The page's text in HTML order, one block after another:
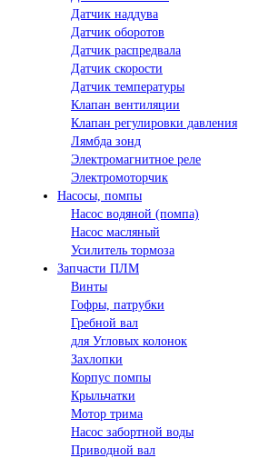
Датчик наддува
Датчик оборотов
Датчик распредвала
Датчик скорости
Датчик температуры
Клапан вентиляции
Клапан регулировки давления
Лямбда зонд
Электромагнитное реле
Электромоторчик
Насосы, помпы
Насос водяной (помпа)
Насос масляный
Усилитель тормоза
Запчасти ПЛМ
Винты
Гофры, патрубки
Гребной вал
для Угловых колонок
Захлопки
Корпус помпы
Крыльчатки
Мотор трима
Насос забортной воды
Приводной вал